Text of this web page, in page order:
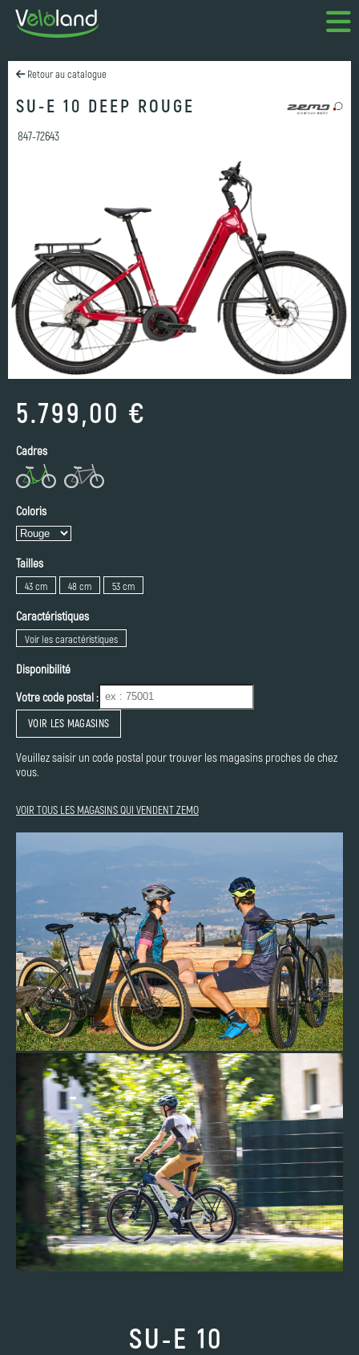
Retour au catalogue
SU-E 10 DEEP ROUGE
847-72643
5.799,00 €
Cadres
Coloris
Tailles
43 cm 48 cm 53 cm
Caractéristiques
Voir les caractéristiques
Disponibilité
Votre code postal :
VOIR LES MAGASINS
Veuillez saisir un code postal pour trouver les magasins proches de chez
vous.
VOIR TOUS LES MAGASINS QUI VENDENT ZEMO
SU-E 10